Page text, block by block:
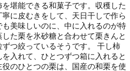
堪能できる和菓子です。収穫した
に皮むきをして、天日干しで作ら
美味しいのに、中に入れるのが特
た栗を氷砂糖と合わせて栗きんと
つ絞っているそうです。 干し柿
入れて、ひとつずつ箱に入れると
のひとつの栗は、国産の和栗を使